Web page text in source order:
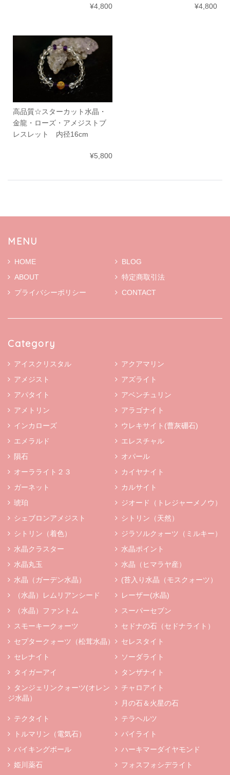
¥4,800 ¥4,800
高品質☆スターカット水晶・
金龍・ローズ・アメジストブ
レスレット 内径16cm
¥5,800
MENU
HOME
BLOG
ABOUT
特定商取引法
プライバシーポリシー
CONTACT
Category
アイスクリスタル
アクアマリン
アメジスト
アズライト
アパタイト
アベンチュリン
アメトリン
アラゴナイト
インカローズ
ウレキサイト(曹灰硼石)
エメラルド
エレスチャル
隕石
オパール
オーラライト２３
カイヤナイト
ガーネット
カルサイト
琥珀
ジオード（トレジャーメノウ）
シェブロンアメジスト
シトリン（天然）
シトリン（着色）
ジラソルクォーツ（ミルキー）
水晶クラスター
水晶ポイント
水晶丸玉
水晶（ヒマラヤ産）
水晶（ガーデン水晶）
(苔入り水晶（モスクォーツ）
（水晶）レムリアンシード
レーザー(水晶)
（水晶）ファントム
スーパーセブン
スモーキークォーツ
セドナの石（セドナライト）
セプタークォーツ（松茸水晶）
セレスタイト
セレナイト
ソーダライト
タイガーアイ
タンザナイト
タンジェリンクォーツ(オレン
ジ水晶）
チャロアイト
月の石＆火星の石
テクタイト
テラヘルツ
トルマリン（電気石）
パイライト
バイキングボール
ハーキマーダイヤモンド
姫川薬石
フォスフォシデライト